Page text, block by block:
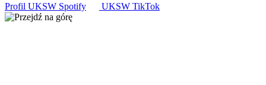
Profil UKSW Spotify UKSW TikTok